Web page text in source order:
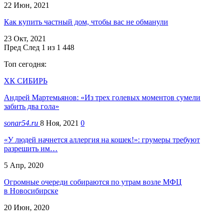
22 Июн, 2021
Как купить частный дом, чтобы вас не обманули
23 Окт, 2021
Пред След 1 из 1 448
Топ сегодня:
ХК СИБИРЬ
Андрей Мартемьянов: «Из трех голевых моментов сумели
забить два гола»
sonar54.ru 8 Ноя, 2021 0
«У людей начнется аллергия на кошек!»: грумеры требуют
разрешить им…
5 Апр, 2020
Огромные очереди собираются по утрам возле МФЦ
в Новосибирске
20 Июн, 2020